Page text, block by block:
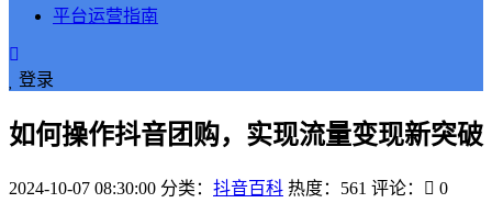
平台运营指南
登录
如何操作抖音团购，实现流量变现新突破
2024-10-07 08:30:00 分类： 抖音百科 热度：561 评论： 0